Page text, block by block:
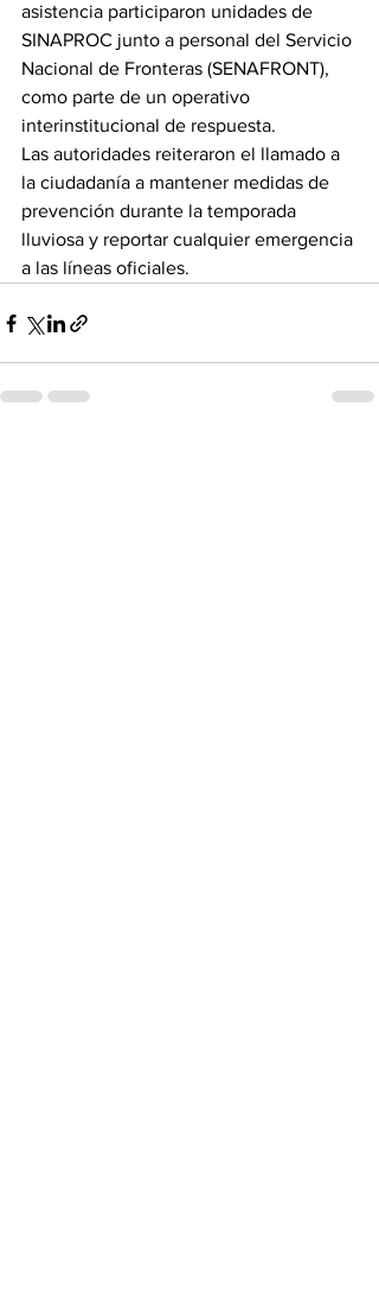
asistencia participaron unidades de
SINAPROC junto a personal del Servicio
Nacional de Fronteras (SENAFRONT),
como parte de un operativo
interinstitucional de respuesta.
Las autoridades reiteraron el llamado a
la ciudadanía a mantener medidas de
prevención durante la temporada
lluviosa y reportar cualquier emergencia
a las líneas oficiales.